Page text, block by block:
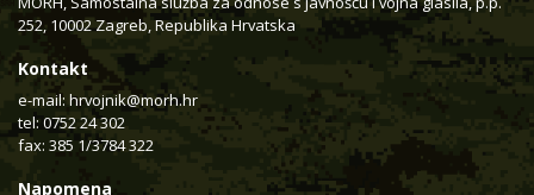
252, 10002 Zagreb, Republika Hrvatska
Kontakt
e-mail: hrvojnik@morh.hr
tel: 0752 24 302
fax: 385 1/3784 322
Napomena